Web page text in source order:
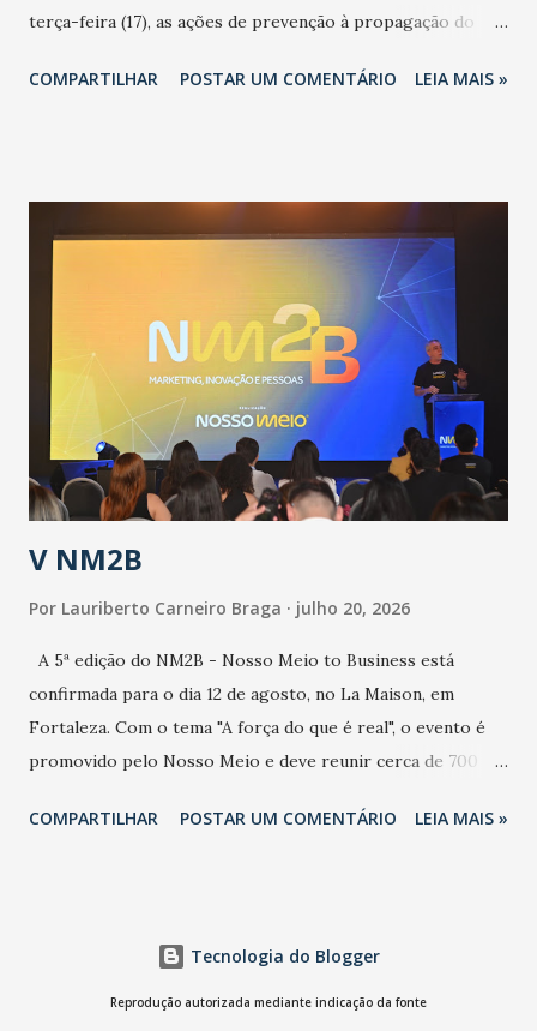
terça-feira (17), as ações de prevenção à propagação do
adotadas pelo Governo do Estado na contenção da
população suspeita e de cuidados com os ambientes
públicos e domiciliares. “Nós não estamos vivendo uma
epidemia comum, como temos em todos os anos, com
aumento de casos de dengue, influenza ou H1N1. Trata-se
de uma epidemia com um vírus diferente, com um poder de
contaminação maior que outros coronavírus”, apontou o
secretário. Segundo ele, é uma epidemia com chance de
contaminação alta, podendo gerar um grande risco à
população e ao sistema de saúde. “Precisamos saber fazer a
estratificação do risco da doença, para não so...
COMPARTILHAR POSTAR UM COMENTÁRIO LEIA MAIS »
V NM2B
Por Lauriberto Carneiro Braga julho 20, 2026
A 5ª edição do NM2B - Nosso Meio to Business está
confirmada para o dia 12 de agosto, no La Maison, em
Fortaleza. Com o tema "A força do que é real", o evento é
promovido pelo Nosso Meio e deve reunir cerca de 700
e lideranças do Mercado Nacional. Desde 2022, o NM2B
LinkedIn, VISA, Grupo 3corações, TikTok e M. Dias Branco.
A nova edição chega em um momento em que autenticidade
COMPARTILHAR POSTAR UM COMENTÁRIO LEIA MAIS »
Tecnologia do Blogger
Reprodução autorizada mediante indicação da fonte